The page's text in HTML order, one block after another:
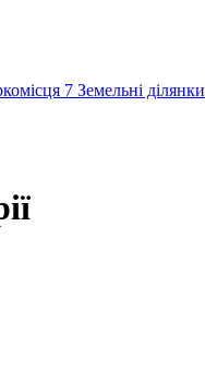
7 Земельні ділянки